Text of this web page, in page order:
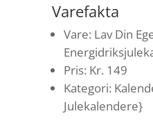
Varefakta
Vare: Lav Din
Pris: Kr. 149
Kategori:
Julekalendere}